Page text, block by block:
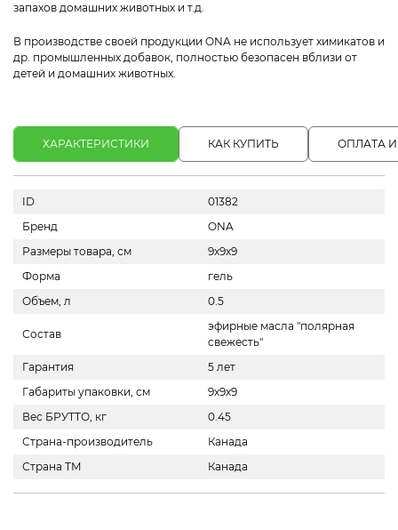
запахов домашних животных и т.д.
В производстве своей продукции ONA не использует химикатов и
др. промышленных добавок, полностью безопасен вблизи от
детей и домашних животных.
ХАРАКТЕРИСТИКИ КАК КУПИТЬ ОПЛАТА
ID
01382
Бренд
ONA
Размеры товара, см
9x9x9
Форма
гель
Объем, л
0.5
Состав
эфирные масла "полярная
свежесть"
Гарантия
5 лет
Габариты упаковки, см
9х9х9
Вес БРУТТО, кг
0.45
Страна-производитель
Канада
Страна ТМ
Канада